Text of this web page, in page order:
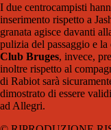
I due centrocampisti
inserimento rispetto a
granata agisce davanti
pulizia del passaggio e
Club Bruges, invece,
inoltre rispetto al
di Rabiot sarà
dimostrato di essere
ad Allegri.